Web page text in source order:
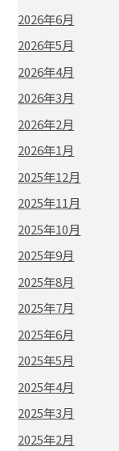
2026年6月
2026年5月
2026年4月
2026年3月
2026年2月
2026年1月
2025年12月
2025年11月
2025年10月
2025年9月
2025年8月
2025年7月
2025年6月
2025年5月
2025年4月
2025年3月
2025年2月